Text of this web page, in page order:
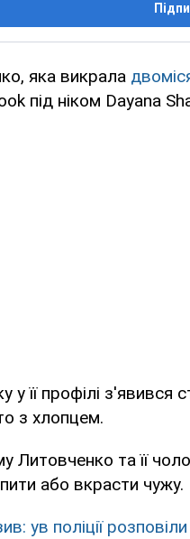
яка викрала
під ніком Dayana
у її профілі з'явився
з хлопцем.
Литовченко та її
або вкрасти чужу.
ув поліції